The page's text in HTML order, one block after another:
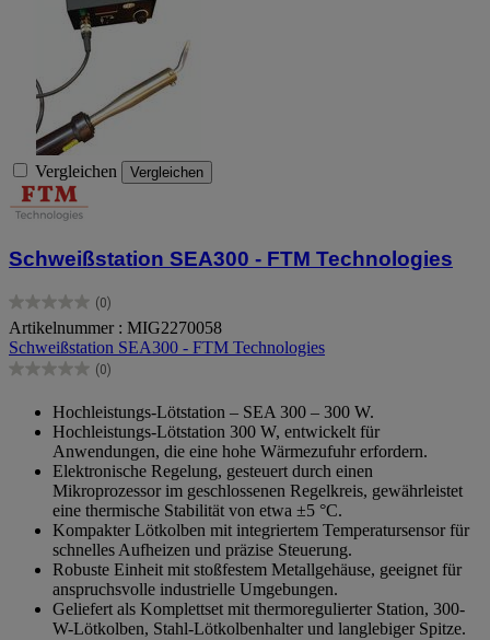
Vergleichen Vergleichen
Schweißstation SEA300 - FTM Technologies
(0)
0.0
von
5
Sternen.
Artikelnummer : MIG2270058
Schweißstation SEA300 - FTM Technologies
(0)
0.0
Sternen.
Hochleistungs-Lötstation – SEA 300 – 300 W.
Hochleistungs-Lötstation 300 W, entwickelt für
Anwendungen, die eine hohe Wärmezufuhr erfordern.
Elektronische Regelung, gesteuert durch einen
Mikroprozessor im geschlossenen Regelkreis, gewährleistet
eine thermische Stabilität von etwa ±5 °C.
Kompakter Lötkolben mit integriertem Temperatursensor für
schnelles Aufheizen und präzise Steuerung.
Robuste Einheit mit stoßfestem Metallgehäuse, geeignet für
anspruchsvolle industrielle Umgebungen.
Geliefert als Komplettset mit thermoregulierter Station, 300-
W-Lötkolben, Stahl-Lötkolbenhalter und langlebiger Spitze.